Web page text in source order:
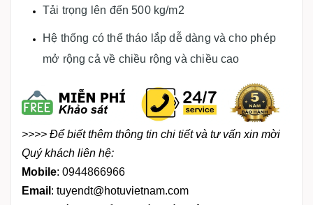
Tải trọng lên đến 500 kg/m2
Hệ thống có thể tháo lắp dễ dàng và cho phép
mở rộng cả về chiều rộng và chiều cao
>>>> Để biết thêm thông tin chi tiết và tư vấnxin mời
Quý khách liên hệ:
Mobile: 0944866966
Email : tuyendt@hotuvietnam.com